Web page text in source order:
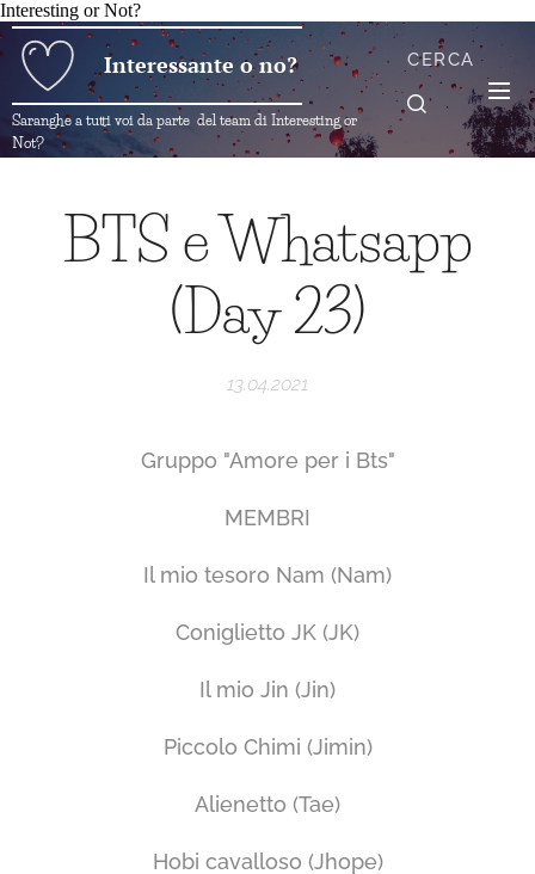
Interesting or Not?
Interessante o no?
Saranghe a tutti voi da parte del team di Interesting or
Not?
CERCA
BTS e Whatsapp
(Day 23)
13.04.2021
Gruppo "Amore per i Bts"
MEMBRI
Il mio tesoro Nam (Nam)
Coniglietto JK (JK)
Il mio Jin (Jin)
Piccolo Chimi (Jimin)
Alienetto (Tae)
Hobi cavalloso (Jhope)